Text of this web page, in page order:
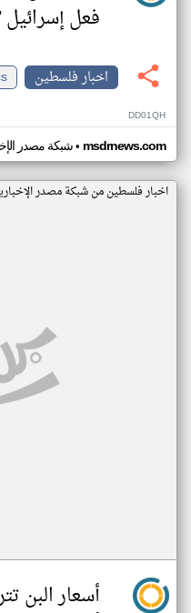
فعل إسرائيل
اخبار فلسطين
DD01QH
شبكة مصدر• msdrnews.com
اخبار فلسطين من شبكة مصدر
أسعار البن